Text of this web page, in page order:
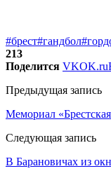
#брест#гандбол
213
Поделится VKOK.ru
Предыдущая запись
Мемориал
Следующая запись
В Барановичах из